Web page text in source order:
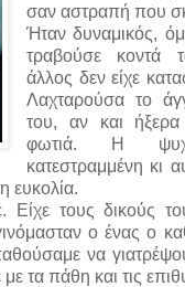
σαν αστραπή που
Ήταν δυναμικός,
τραβούσε κοντά
άλλος δεν είχε
Λαχταρούσα το
του, αν και
φωτιά. Η
κατεστραμμένη κι
ευκολία.
Είχε τους δικούς
ο ένας ο
να
τα πάθη και τις